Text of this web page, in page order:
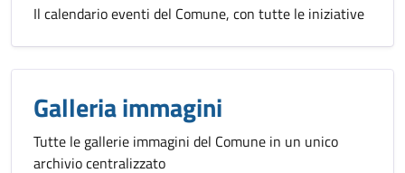
Il calendario eventi del Comune, con tutte le iniziative
Galleria immagini
Tutte le gallerie immagini del Comune in un unico
archivio centralizzato